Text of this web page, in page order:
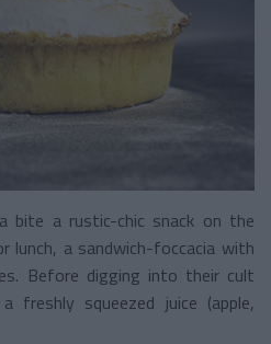
bite a rustic-chic snack on the
lunch, a sandwich-foccacia with
Before digging into their cult
freshly squeezed juice (apple,